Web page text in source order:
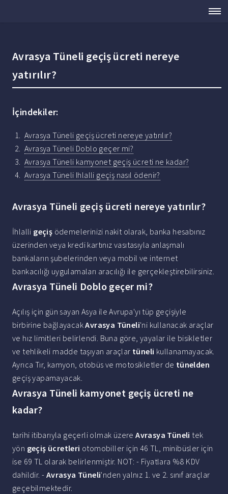
Avrasya Tüneli geçiş ücreti nereye
yatırılır?
İçindekiler:
Avrasya Tüneli geçiş ücreti nereye yatırılır?
Avrasya Tüneli Doblo geçer mi?
Avrasya Tüneli kamyonet geçiş ücreti ne kadar?
Avrasya Tüneli Ihlalli geçiş nasıl ödenir?
Avrasya Tüneli geçiş ücreti nereye yatırılır?
İhlalli geçiş ödemelerinizi nakit olarak, banka hesabınız
üzerinden veya kredi kartınız vasıtasıyla anlaşmalı
bankaların şubelerinden veya mobil ve internet
bankacılığı uygulamaları aracılığı ile gerçekleştirebilirsiniz.
Avrasya Tüneli Doblo geçer mi?
Açılış için gün sayan Asya ile Avrupa'yı tüp geçişiyle
birbirine bağlayacakAvrasya Tüneli'ni kullanacak araçlar
ve hız limitleri belirlendi. Buna göre, yayalar ile bisikletler
ve tehlikeli madde taşıyan araçlar tüneli kullanamayacak.
Ayrıca Tır, kamyon, otobüs ve motosikletler de tünelden
geçiş yapamayacak.
Avrasya Tüneli kamyonet geçiş ücreti ne
kadar?
tarihi itibarıyla geçerli olmak üzereAvrasya Tüneli tek
yön geçiş ücretleri otomobiller için 46 TL, minibüsler için
ise 69 TL olarak belirlenmiştir. NOT: - Fiyatlara %8 KDV
dahildir. - Avrasya Tüneli'nden yalnız 1. ve 2. sınıf araçlar
geçebilmektedir.